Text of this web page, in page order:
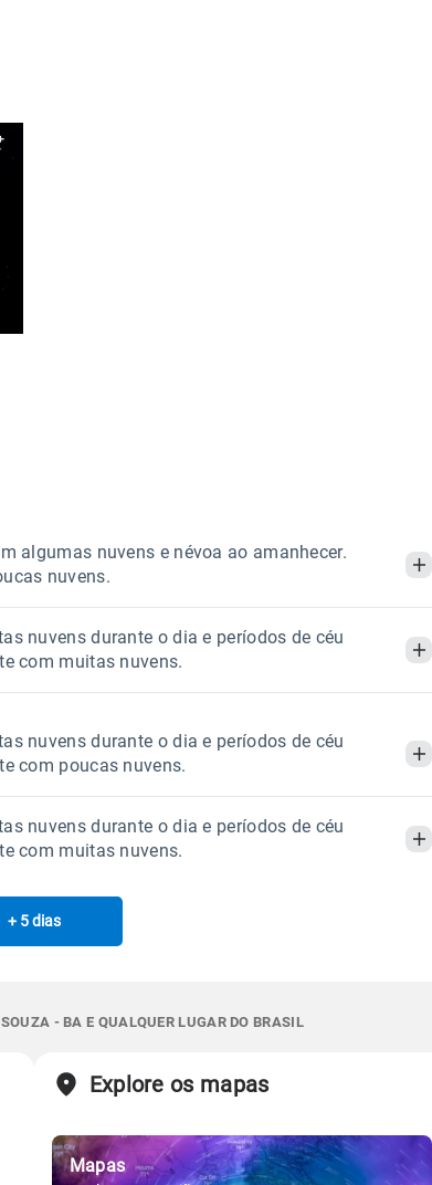
algumas nuvens e névoa ao amanhecer.
nuvens.
Noite
0.0mm
50%100%
05:59h às 17:35h
Minguante
nuvens durante o dia e períodos de céu
com muitas nuvens.
Tarde Noite
Chuva
0.0mm
Umidade do ar
49%95%
05:59h às 17:36h
nuvens durante o dia e períodos de céu
com poucas nuvens.
Noite
Chuva
Vento Umidade
nuvens durante o dia e períodos de céu
com muitas nuvens.
ManhãTarde
0.0mm
44%95%
05:58h às 17:36h
Minguante
Gráfico
+ 5 dias
- BA E QUALQUER LUGAR DO BRASIL
Explore os mapas
Mapas